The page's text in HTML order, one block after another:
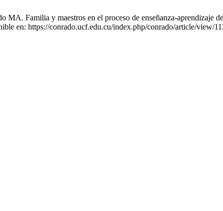
Familia y maestros en el proceso de enseñanza-aprendizaje
en: https://conrado.ucf.edu.cu/index.php/conrado/article/view/